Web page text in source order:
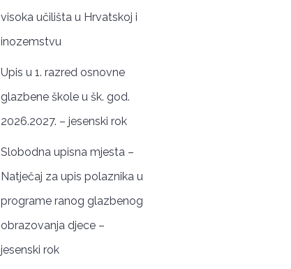
visoka učilišta u Hrvatskoj i
inozemstvu
Upis u 1. razred osnovne
glazbene škole u šk. god.
2026.2027. – jesenski rok
Slobodna upisna mjesta –
Natječaj za upis polaznika u
programe ranog glazbenog
obrazovanja djece –
jesenski rok